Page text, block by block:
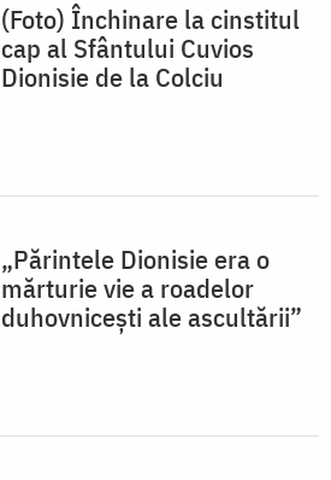
(Foto) Închinare la cinstitul
cap al Sfântului Cuvios
Dionisie de la Colciu
„Părintele Dionisie era o
mărturie vie a roadelor
duhovnicești ale ascultării”